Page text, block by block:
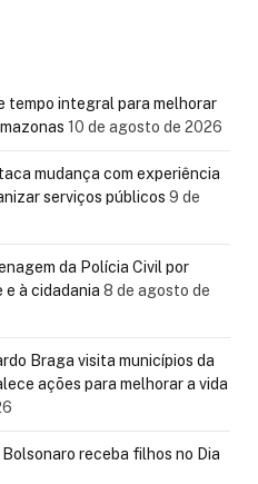
tempo integral para melhorar
10 de agosto de 2026
mudança com experiência
serviços públicos 9 de
da Polícia Civil por
à cidadania 8 de agosto de
Braga visita municípios da
ações para melhorar a vida
receba filhos no Dia